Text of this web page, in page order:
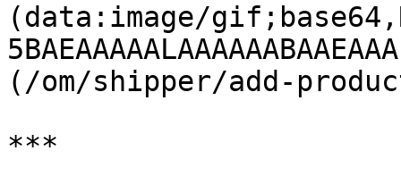
(data:image/
(/om/shipper/add-
***